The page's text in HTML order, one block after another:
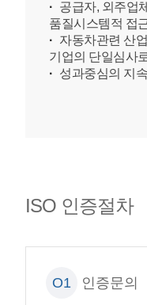
공급자, 외주업
품질시스템적 접
자동차관련 산
기업의 단일심사
성과중심의 지
ISO 인증절차
O1 인증문의